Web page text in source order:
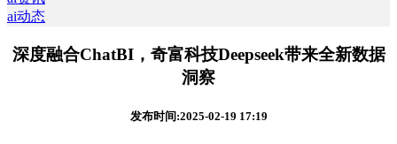
ai动态
深度融合ChatBI，奇富科技Deepseek带来全新数据
洞察
发布时间:2025-02-19 17:19